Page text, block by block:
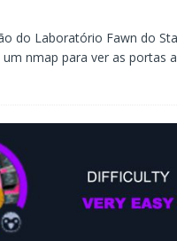
do Laboratório Fawn do
nmap para ver as portas